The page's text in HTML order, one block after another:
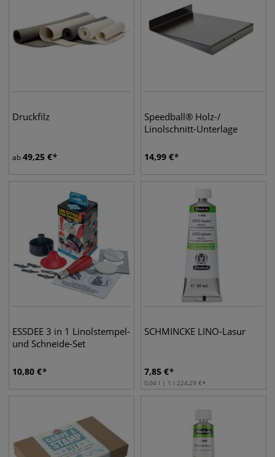
Druckfilz
ab49,25 €
Speedball® Holz-/
Linolschnitt-Unterlage
14,99 €
ESSDEE 3 in 1 Linolstempel-
und Schneide-Set
10,80 €
SCHMINCKE LINO-Lasur
7,85 €
0,04 l | 1 l 224,29 €